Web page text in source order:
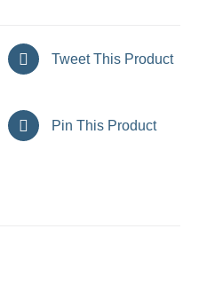
Tweet This Product
Pin This Product